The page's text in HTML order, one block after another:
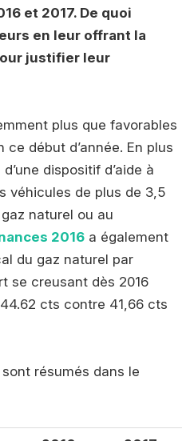
et 2017. De quoi
en leur offrant la
justifier leur
plus que favorables
début d’année. En plus
dispositif d’aide à
véhicules de plus de 3,5
naturel ou au
2016 a également
du gaz naturel par
se creusant dès 2016
cts contre 41,66 cts
résumés dans le